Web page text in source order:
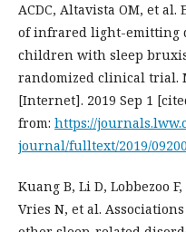
ACDC, Altavista OM, et
of infrared light-emitting
children with sleep
randomized clinical trial.
[Internet]. 2019 Sep 1
from: https://
journal/fulltext/2019/
Kuang B, Li D, Lobbezoo
Vries N, et al.